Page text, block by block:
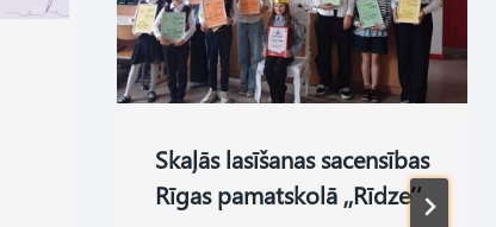
Skaļās lasīšanas sacensības
Rīgas pamatskolā ,,Rīdze’’